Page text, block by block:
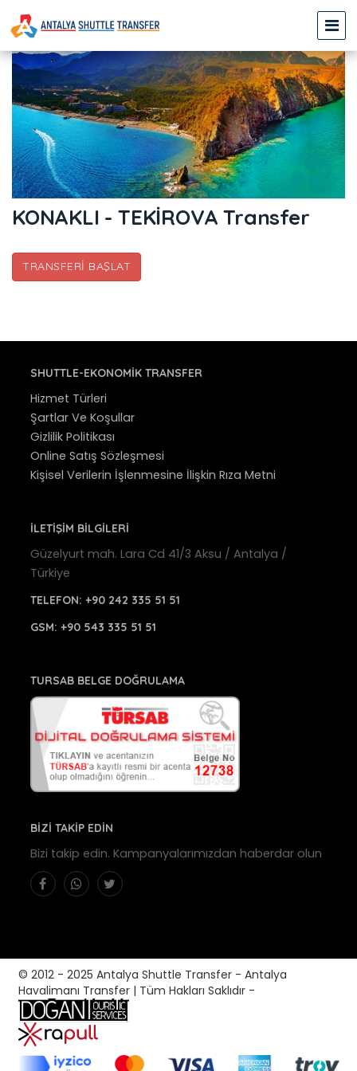
KONAKLI - TEKİROVA Transfer
TRANSFERI BAŞLAT
SHUTTLE-EKONOMIK TRANSFER
Hizmet Türleri
Şartlar Ve Koşullar
Gizlilik Politikası
Online Satış Sözleşmesi
Kişisel Verilerin İşlenmesine İlişkin Rıza Metni
İLETİŞİM BİLGİLERİ
Güzelyurt mah. Lara Cd 41/3 Aksu / Antalya /
Türkiye
TELEFON: +90 242 335 51 51
GSM: +90 543 335 51 51
TURSAB BELGE DOĞRULAMA
BİZİ TAKİP EDİN
Bizi takip edin. Kampanyalarımızdan haberdar olun
© 2012 - 2025 Antalya Shuttle Transfer - Antalya
Havalimanı Transfer | Tüm Hakları Saklıdır -